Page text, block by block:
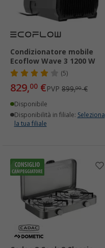
Condizionatore mobile
Ecoflow Wave 3 1200 W
(5)
829,00 €PVP 899,00€
Disponibile
Disponibilità in filiale: Seleziona
la tua filiale